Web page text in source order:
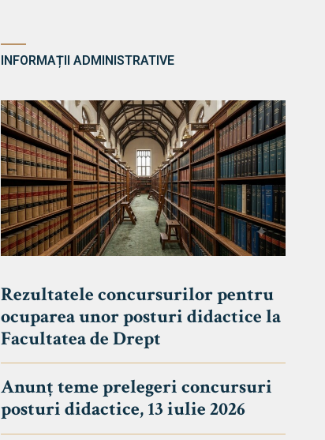
INFORMAȚII ADMINISTRATIVE
Rezultatele concursurilor pentru
ocuparea unor posturi didactice la
Facultatea de Drept
Anunț teme prelegeri concursuri
posturi didactice, 13 iulie 2026